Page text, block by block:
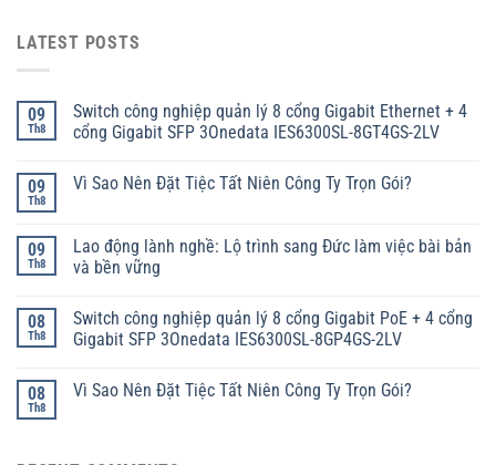
LATEST POSTS
09
Th8
Switch công nghiệp quản lý 8 cổng Gigabit Ethernet + 4
cổng Gigabit SFP 3Onedata IES6300SL-8GT4GS-2LV
09
Th8
Vì Sao Nên Đặt Tiệc Tất Niên Công Ty Trọn Gói?
09
Th8
Lao động lành nghề: Lộ trình sang Đức làm việc bài bản
và bền vững
08
Th8
Switch công nghiệp quản lý 8 cổng Gigabit PoE + 4 cổng
Gigabit SFP 3Onedata IES6300SL-8GP4GS-2LV
08
Th8
Vì Sao Nên Đặt Tiệc Tất Niên Công Ty Trọn Gói?